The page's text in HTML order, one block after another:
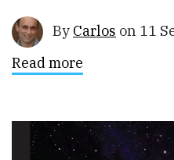
By Carlos on 11
Read more
Data
Analysis
Cookbook'